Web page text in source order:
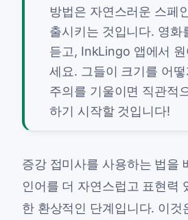
방법은 자연스러운 스페
출시키는 것입니다. 영화
듣고, InkLingo 앱에서
세요. 그들이 크기를 어
주의를 기울이면 직관적
하기 시작할 것입니다!
증강 접미사를 사용하는 법을
인어를 더 자연스럽고 표현력
한 환상적인 단계입니다. 이것